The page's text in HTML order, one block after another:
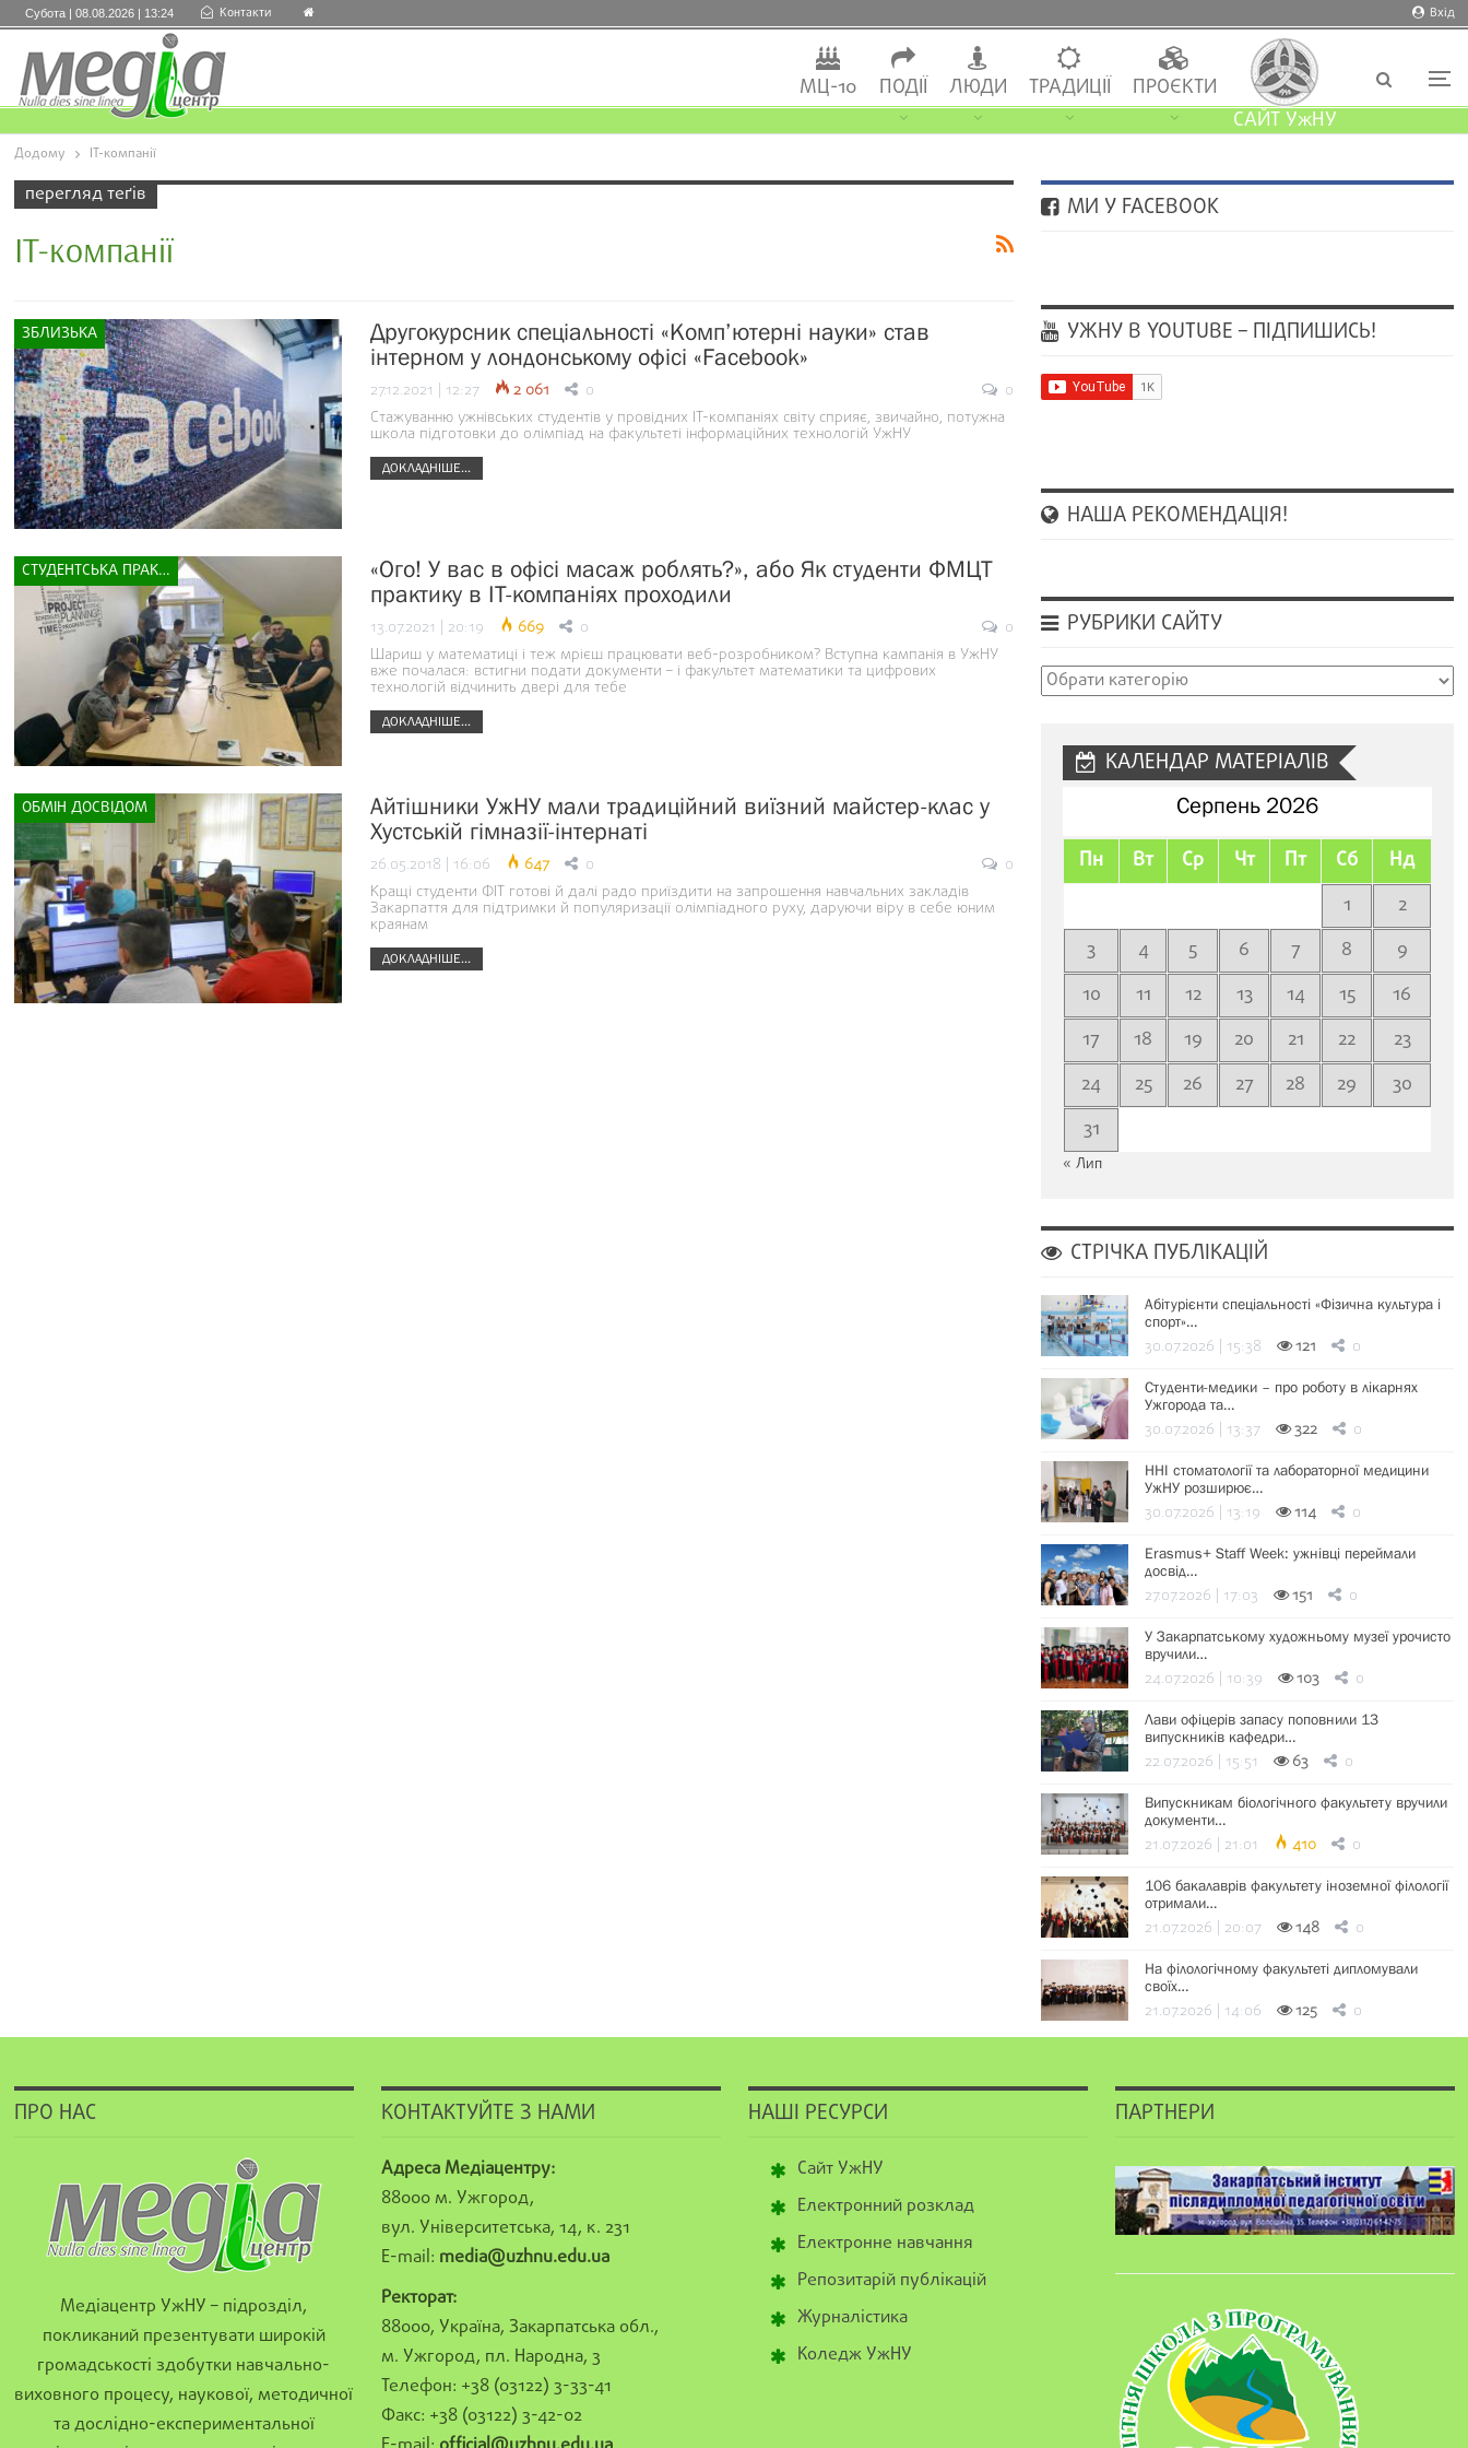
Вхід
Субота | 08.08.2026 | 13:24 Контакти
МЦ-10 ПОДІЇ ЛЮДИ ТРАДИЦІЇ
ПРОЄКТИ
САЙТ УжНУ
Додому ІТ-компанії
перегляд теґів
ІТ-компанії
ЗБЛИЗЬКА
Другокурсник спеціальності «Комп’ютерні науки» став
інтерном у лондонському офісі «Facebook»
27.12.2021 | 12:27 2 061 0
0
Стажуванню ужнівських студентів у провідних ІТ-компаніях світу сприяє, звичайно, потужна
школа підготовки до олімпіад на факультеті інформаційних технологій УжНУ
ДОКЛАДНІШЕ...
СТУДЕНТСЬКА ПРАКТИКА
«Ого! У вас в офісі масаж роблять?», або Як студенти ФМЦТ
практику в ІТ-компаніях проходили
13.07.2021 | 20:19 669 0
0
Шариш у математиці і теж мрієш працювати веб-розробником? Вступна кампанія в УжНУ
вже почалася: встигни подати документи – і факультет математики та цифрових
технологій відчинить двері для тебе
ДОКЛАДНІШЕ...
ОБМІН ДОСВІДОМ
Айтішники УжНУ мали традиційний виїзний майстер-клас у
Хустській гімназії-інтернаті
26.05.2018 | 16:06 647 0
0
Кращі студенти ФІТ готові й далі радо приїздити на запрошення навчальних закладів
Закарпаття для підтримки й популяризації олімпіадного руху, даруючи віру в себе юним
краянам
ДОКЛАДНІШЕ...
МИ У FACEBOOK
УЖНУ В YOUTUBE – ПІДПИШИСЬ!
НАША РЕКОМЕНДАЦІЯ!
РУБРИКИ САЙТУ
Рубрики
КАЛЕНДАР МАТЕРІАЛІВ
Серпень 2026
Пн Вт Ср Чт Пт Сб Нд
1
2
3
4 5 6 7 8
9
10
11 12 13 14 15
16
17
18 19 20 21 22
23
24
25 26 27 28 29
30
31
« Лип
СТРІЧКА ПУБЛІКАЦІЙ
Абітурієнти спеціальності «Фізична культура і
спорт»…
30.07.2026 | 15:38 121 0
Студенти-медики – про роботу в лікарнях
Ужгорода та…
30.07.2026 | 13:37 322 0
ННІ стоматології та лабораторної медицини
УжНУ розширює…
30.07.2026 | 13:19 114 0
Erasmus+ Staff Week: ужнівці переймали
досвід…
27.07.2026 | 17:03 151 0
У Закарпатському художньому музеї урочисто
вручили…
24.07.2026 | 10:39 103 0
Лави офіцерів запасу поповнили 13
випускників кафедри…
22.07.2026 | 15:51 63 0
Випускникам біологічного факультету вручили
документи…
21.07.2026 | 21:01 410 0
106 бакалаврів факультету іноземної філології
отримали…
21.07.2026 | 20:07 148 0
На філологічному факультеті дипломували
своїх…
21.07.2026 | 14:06 125 0
ПРО НАС
Медіацентр УжНУ – підрозділ,
покликаний презентувати широкій
громадськості здобутки навчально-
виховного процесу, наукової, методичної
та дослідно-експериментальної
КОНТАКТУЙТЕ З НАМИ
Адреса Медіацентру:
88000 м. Ужгород,
вул. Університетська, 14, к. 231
E-mail: media@uzhnu.edu.ua
Ректорат:
88000, Україна, Закарпатська обл.,
м. Ужгород, пл. Народна, 3
Телефон: +38 (03122) 3-33-41
Факс: +38 (03122) 3-42-02
НАШІ РЕСУРСИ
Сайт УжНУ
Електронний розклад
Електронне навчання
Репозитарій публікацій
Журналістика
Коледж УжНУ
ПАРТНЕРИ